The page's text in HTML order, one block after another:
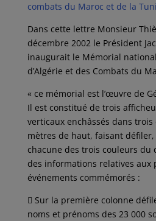
combats du Maroc et de la
Dans cette lettre Monsieur
décembre 2002 le Président
inaugurait le Mémorial
d’Algérie et des Combats du
« ce mémorial est l’œuvre de
Il est constitué de trois
verticaux enchâssés dans trois
mètres de haut, faisant
chacune des trois couleurs du
des informations relatives aux
événements commémorés :
 Sur la première colonne
noms et prénoms des 23 000